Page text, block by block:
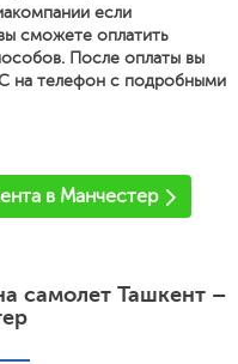
если
сможете оплатить
После оплаты вы
на телефон с подробными
в Манчестер
самолет Ташкент –